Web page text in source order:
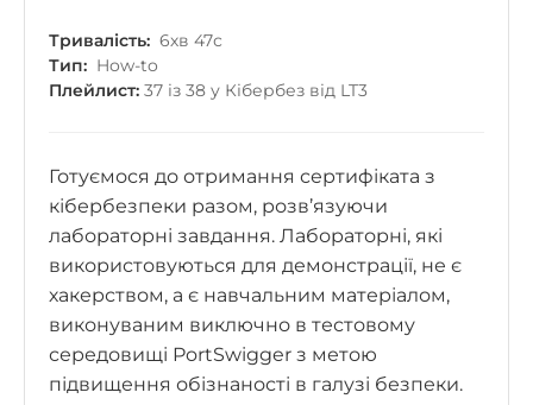
Тривалість: 6хв 47с
Тип: How-to
Плейлист: 37 із 38 у Кібербез від LT3
Готуємося до отримання сертифіката з
кібербезпеки разом, розв’язуючи
лабораторні завдання. Лабораторні, які
використовуються для демонстрації, не є
хакерством, а є навчальним матеріалом,
виконуваним виключно в тестовому
середовищі PortSwigger з метою
підвищення обізнаності в галузі безпеки.